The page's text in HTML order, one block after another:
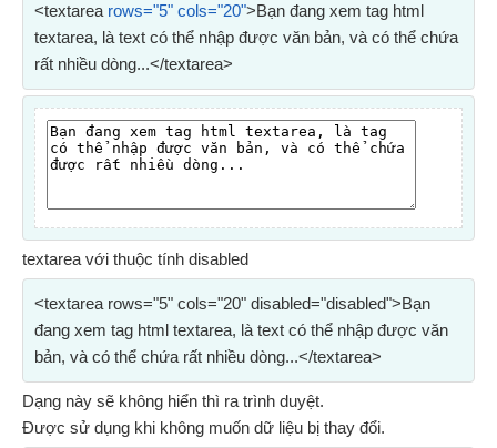
<textarea rows="5" cols="20">Bạn đang xem tag html
textarea, là text có thể nhập được văn bản, và có thể chứa
rất nhiều dòng...</textarea>
textarea với thuộc tính disabled
<textarea rows="5" cols="20" disabled="disabled">Bạn
đang xem tag html textarea, là text có thể nhập được văn
bản, và có thể chứa rất nhiều dòng...</textarea>
Dạng này sẽ không hiển thì ra trình duyệt.
Được sử dụng khi không muốn dữ liệu bị thay đổi.